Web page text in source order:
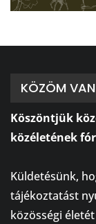
KÖZÖM
Köszöntjük
közéletének
Küldetésünk,
tájékoztatást
közösségi